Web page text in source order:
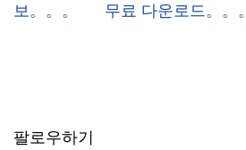
보。。。
무료 다운로드。。。
팔로우하기